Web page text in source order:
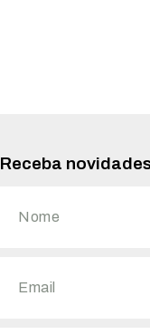
Receba